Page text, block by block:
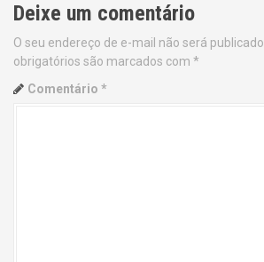
t
n
a
Deixe um comentário
O seu endereço de e-mail não será publicado.
obrigatórios são marcados com *
Comentário *